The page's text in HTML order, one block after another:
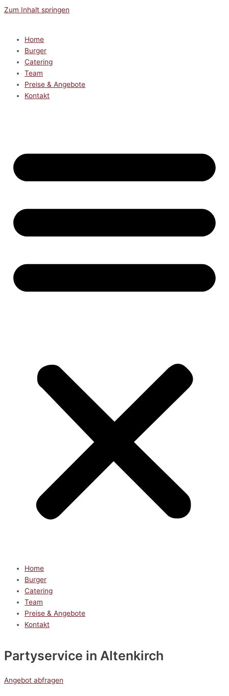
Zum Inhalt springen
Home
Burger
Catering
Team
Preise & Angebote
Kontakt
Home
Burger
Catering
Team
Preise & Angebote
Kontakt
Partyservice in Altenkirch
Angebot abfragen